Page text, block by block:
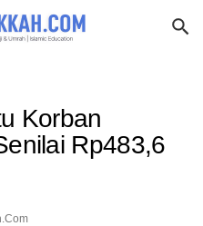
Korban
Rp483,6